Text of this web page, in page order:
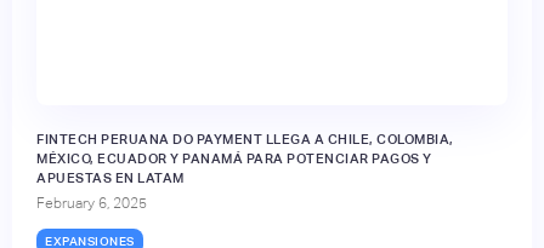
FINTECH PERUANA DO PAYMENT LLEGA A CHILE, COLOMBIA,
MÉXICO, ECUADOR Y PANAMÁ PARA POTENCIAR PAGOS Y
APUESTAS EN LATAM
February 6, 2025
EXPANSIONES